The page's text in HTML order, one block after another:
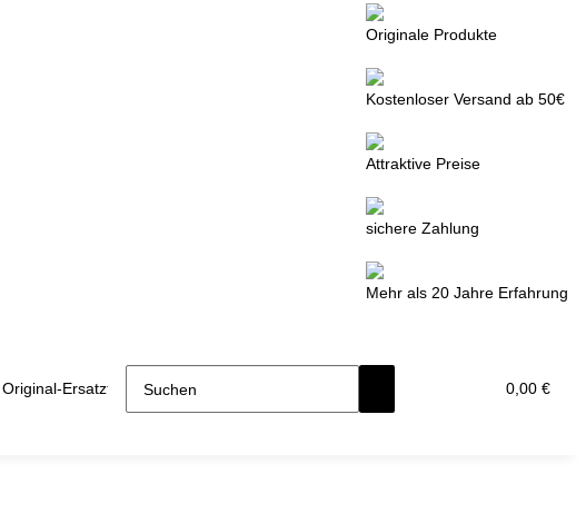
Originale Produkte
Kostenloser Versand ab 50€
Attraktive Preise
sichere Zahlung
Mehr als 20 Jahre Erfahrung
0,00 €
Ersatzteile